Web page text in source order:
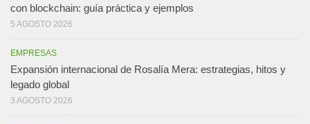
con blockchain: guía práctica y ejemplos
5 AGOSTO 2026
EMPRESAS
Expansión internacional de Rosalía Mera: estrategias, hitos y
legado global
3 AGOSTO 2026